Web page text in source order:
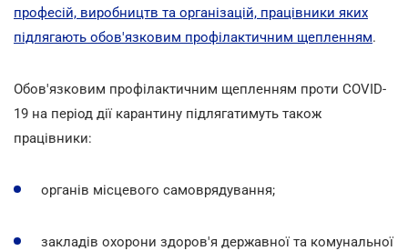
професій, виробництв та організацій, працівники яких
підлягають обов'язковим профілактичним щепленням.
Обов'язковим профілактичним щепленням проти COVID-
19 на період дії карантину підлягатимуть також
працівники:
органів місцевого самоврядування;
закладів охорони здоров'я державної та комунальної